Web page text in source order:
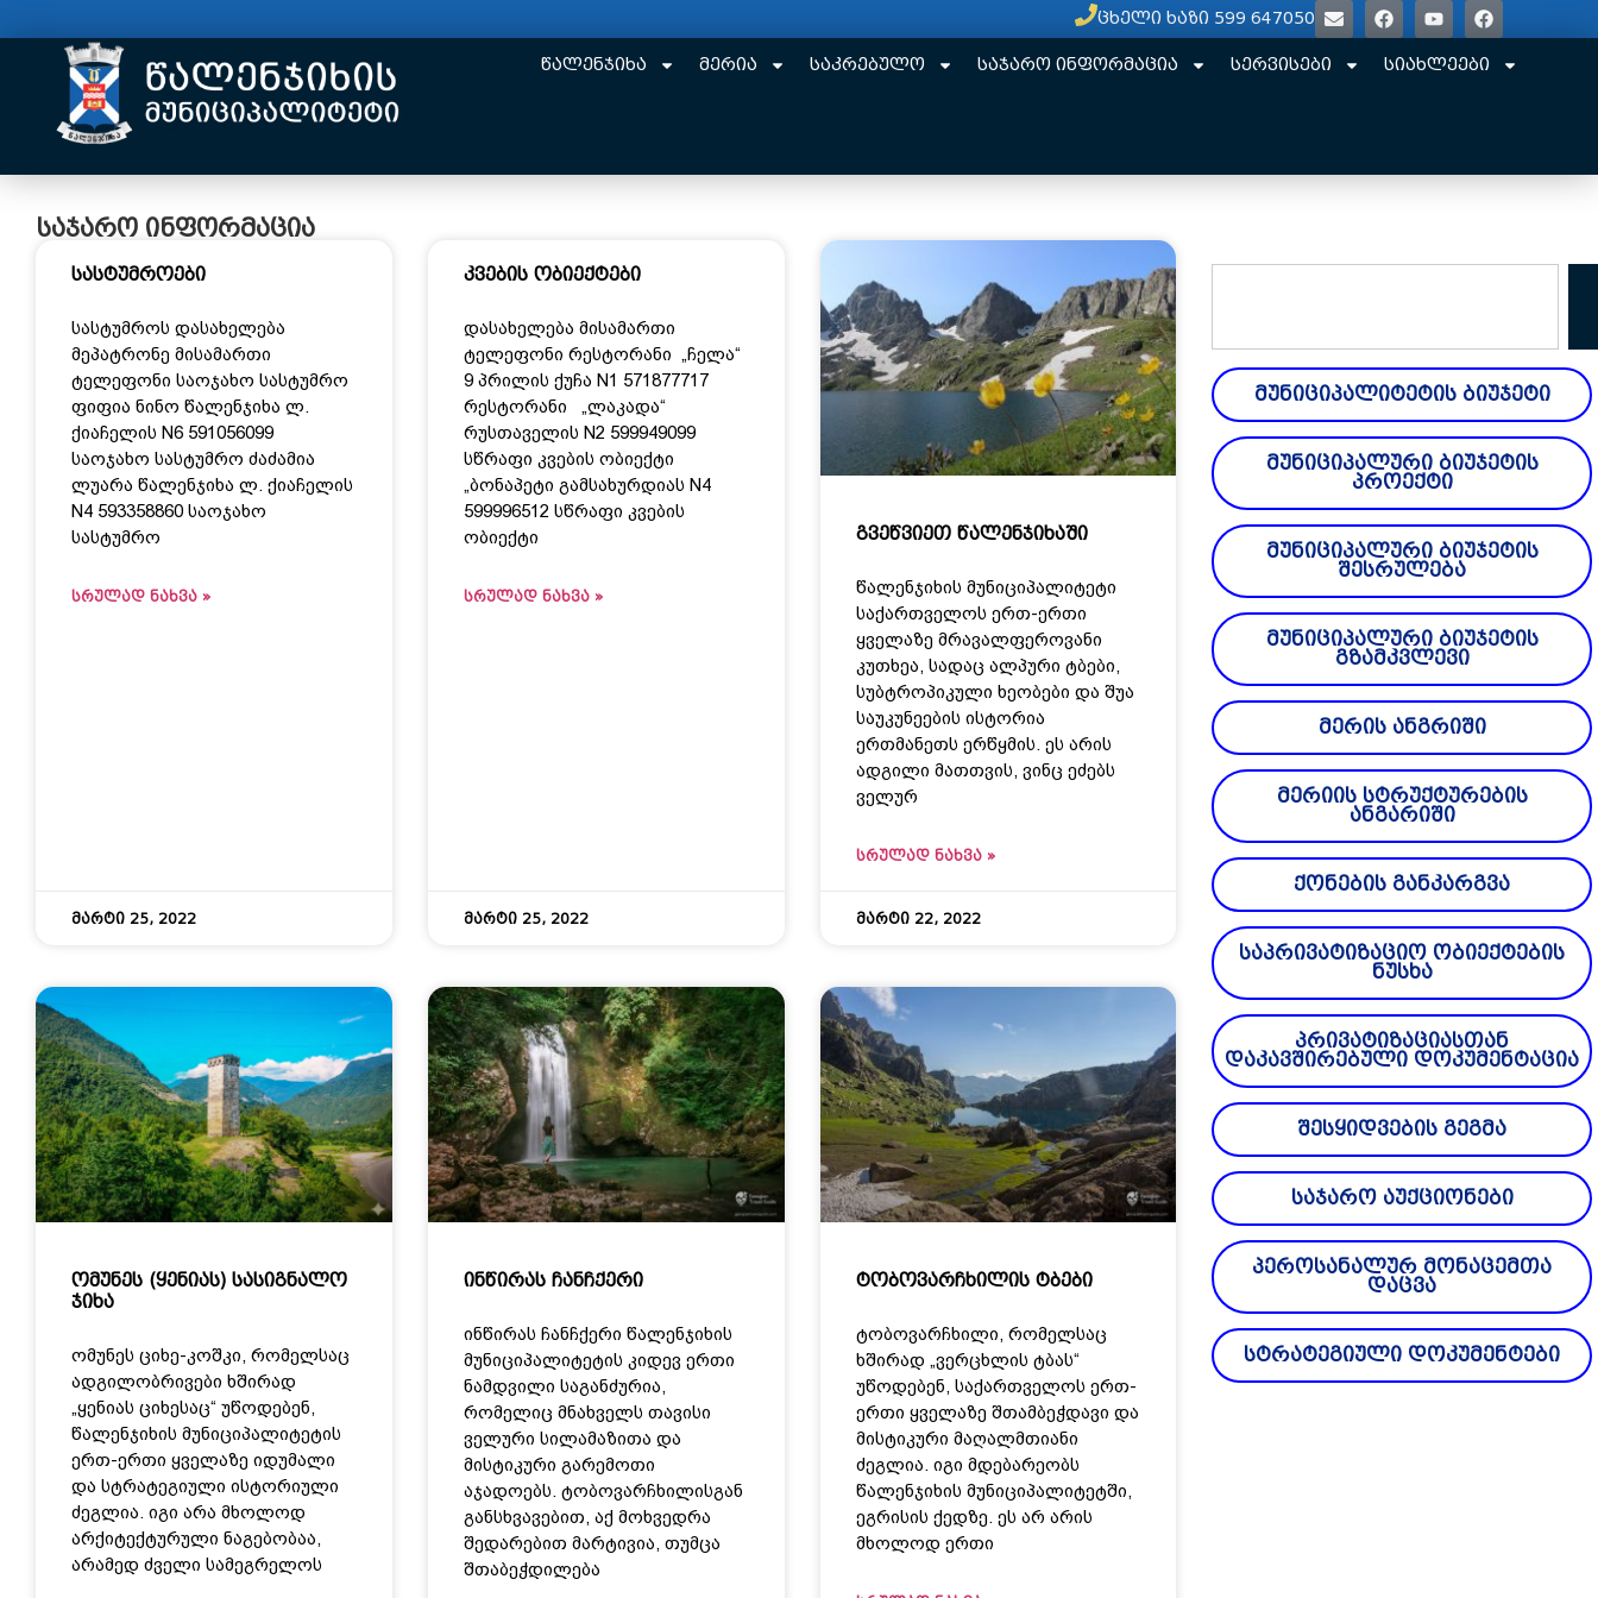
ცხელი ხაზი 599 647050
წალენჯიხა მერია საკრებულო საჯარო ინფორმაცია სერვისები სიახლეები
მუნიციპალიტეტის ბიუჯეტი
მუნიციპალური ბიუჯეტის
პროექტი
მუნიციპალური ბიუჯეტის
შესრულება
მუნიციპალური ბიუჯეტის
გზამკვლევი
მერის ანგრიში
მერიის სტრუქტურების
ანგარიში
ქონების განკარგვა
საპრივატიზაციო ობიექტების
ნუსხა
პრივატიზაციასთან
დაკავშირებული დოკუმენტაცია
შესყიდვების გეგმა
საჯარო აუქციონები
პეროსანალურ მონაცემთა
დაცვა
სტრატეგიული დოკუმენტები
საჯარო ინფორმაცია
სასტუმროები
სასტუმროს დასახელება
მეპატრონე მისამართი
ტელეფონი საოჯახო სასტუმრო
ფიფია ნინო წალენჯიხა ლ.
ქიაჩელის N6 591056099
საოჯახო სასტუმრო ძაძამია
ლუარა წალენჯიხა ლ. ქიაჩელის
N4 593358860 საოჯახო
სასტუმრო
ᲡᲠᲣᲚᲐᲓ ᲜᲐᲮᲕᲐ »
მარტი 25, 2022
კვების ობიექტები
დასახელება მისამართი
ტელეფონი რესტორანი „ჩელა“
9 პრილის ქუჩა N1 571877717
რესტორანი „ლაკადა“
რუსთაველის N2 599949099
სწრაფი კვების ობიექტი
„ბონაპეტი გამსახურდიას N4
599996512 სწრაფი კვების
ობიექტი
ᲡᲠᲣᲚᲐᲓ ᲜᲐᲮᲕᲐ »
მარტი 25, 2022
გვეწვიეთ წალენჯიხაში
წალენჯიხის მუნიციპალიტეტი
საქართველოს ერთ-ერთი
ყველაზე მრავალფეროვანი
კუთხეა, სადაც ალპური ტბები,
სუბტროპიკული ხეობები და შუა
საუკუნეების ისტორია
ერთმანეთს ერწყმის. ეს არის
ადგილი მათთვის, ვინც ეძებს
ველურ
ᲡᲠᲣᲚᲐᲓ ᲜᲐᲮᲕᲐ »
მარტი 22, 2022
ომუნეს (ყენიას) სასიგნალო
ჯიხა
ომუნეს ციხე-კოშკი, რომელსაც
ადგილობრივები ხშირად
„ყენიას ციხესაც“ უწოდებენ,
წალენჯიხის მუნიციპალიტეტის
ერთ-ერთი ყველაზე იდუმალი
და სტრატეგიული ისტორიული
ძეგლია. იგი არა მხოლოდ
არქიტექტურული ნაგებობაა,
არამედ ძველი სამეგრელოს
ინწირას ჩანჩქერი
ინწირას ჩანჩქერი წალენჯიხის
მუნიციპალიტეტის კიდევ ერთი
ნამდვილი საგანძურია,
რომელიც მნახველს თავისი
ველური სილამაზითა და
მისტიკური გარემოთი
აჯადოებს. ტობოვარჩხილისგან
განსხვავებით, აქ მოხვედრა
შედარებით მარტივია, თუმცა
შთაბეჭდილება
ტობოვარჩხილის ტბები
ტობოვარჩხილი, რომელსაც
ხშირად „ვერცხლის ტბას“
უწოდებენ, საქართველოს ერთ-
ერთი ყველაზე შთამბეჭდავი და
მისტიკური მაღალმთიანი
ძეგლია. იგი მდებარეობს
წალენჯიხის მუნიციპალიტეტში,
ეგრისის ქედზე. ეს არ არის
მხოლოდ ერთი